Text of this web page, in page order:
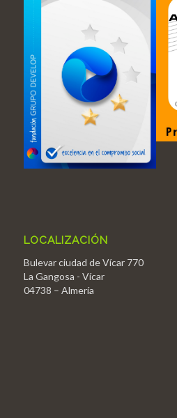
LOCALIZACIÓN
Bulevar ciudad de Vícar 770
La Gangosa - Vícar
04738 – Almería